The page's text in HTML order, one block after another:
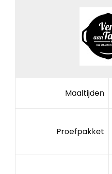
Maaltijden
Proefpakket